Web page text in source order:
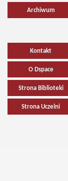
Archiwum
Kontakt
O Dspace
Strona Biblioteki
Strona Uczelni